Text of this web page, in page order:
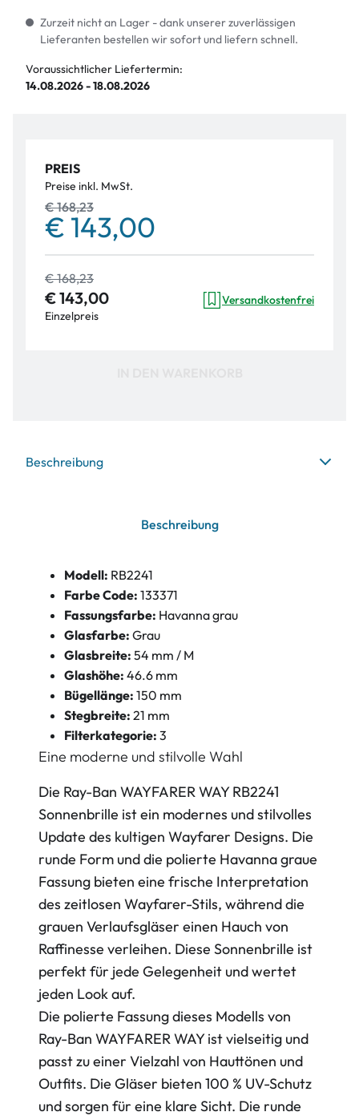
Zurzeit nicht an Lager - dank unserer zuverlässigen
Lieferanten bestellen wir sofort und liefern schnell.
Voraussichtlicher Liefertermin:
14.08.2026 - 18.08.2026
PREIS
Preise inkl. MwSt.
€ 168,23
€ 143,00
€ 168,23
€ 143,00
Einzelpreis
Versandkostenfrei
Beschreibung
Beschreibung
Modell: RB2241
Farbe Code: 133371
Fassungsfarbe: Havanna grau
Glasfarbe: Grau
Glasbreite: 54 mm / M
Glashöhe: 46.6 mm
Bügellänge: 150 mm
Stegbreite: 21 mm
Filterkategorie: 3
Eine moderne und stilvolle Wahl
Die Ray-Ban WAYFARER WAY RB2241
Sonnenbrille ist ein modernes und stilvolles
Update des kultigen Wayfarer Designs. Die
runde Form und die polierte Havanna graue
Fassung bieten eine frische Interpretation
des zeitlosen Wayfarer-Stils, während die
grauen Verlaufsgläser einen Hauch von
Raffinesse verleihen. Diese Sonnenbrille ist
perfekt für jede Gelegenheit und wertet
jeden Look auf.
Die polierte Fassung dieses Modells von
Ray-Ban WAYFARER WAY ist vielseitig und
passt zu einer Vielzahl von Hauttönen und
Outfits. Die Gläser bieten 100 % UV-Schutz
und sorgen für eine klare Sicht. Die runde